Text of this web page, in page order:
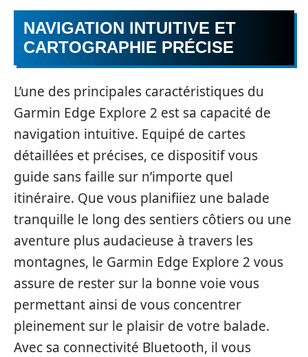
NAVIGATION INTUITIVE ET
CARTOGRAPHIE PRÉCISE
L’une des principales caractéristiques du
Garmin Edge Explore 2 est sa capacité de
navigation intuitive. Equipé de cartes
détaillées et précises, ce dispositif vous
guide sans faille sur n’importe quel
itinéraire. Que vous planifiiez une balade
tranquille le long des sentiers côtiers ou une
aventure plus audacieuse à travers les
montagnes, le Garmin Edge Explore 2 vous
assure de rester sur la bonne voie vous
permettant ainsi de vous concentrer
pleinement sur le plaisir de votre balade.
Avec sa connectivité Bluetooth, il vous